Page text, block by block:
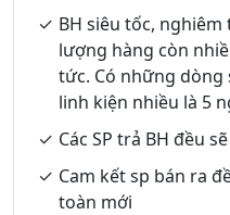
BH siêu tốc,
lượng hàng còn
tức. Có những dòng
linh kiện nhiều là 5
Các SP trả BH đều
Cam kết sp bán ra
toàn mới